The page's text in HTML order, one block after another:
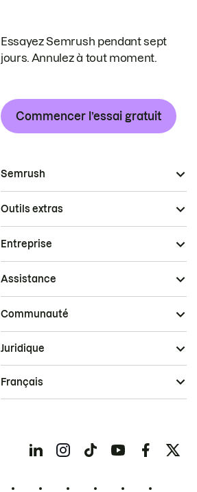
Essayez Semrush pendant sept
jours. Annulez à tout moment.
Commencer l’essai gratuit
Semrush
Outils extras
Entreprise
Assistance
Communauté
Juridique
Français